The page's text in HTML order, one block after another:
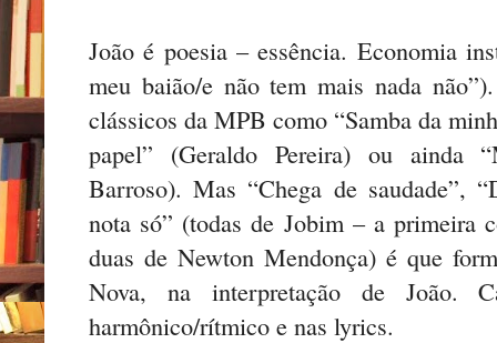
João é poesia – essência. Economia
meu baião/e não tem mais nada
clássicos da MPB como “Samba da
papel” (Geraldo Pereira) ou ainda
Barroso). Mas “Chega de saudade”,
nota só” (todas de Jobim – a primeira
duas de Newton Mendonça) é que
Nova, na interpretação de João.
harmônico/rítmico e nas lyrics.